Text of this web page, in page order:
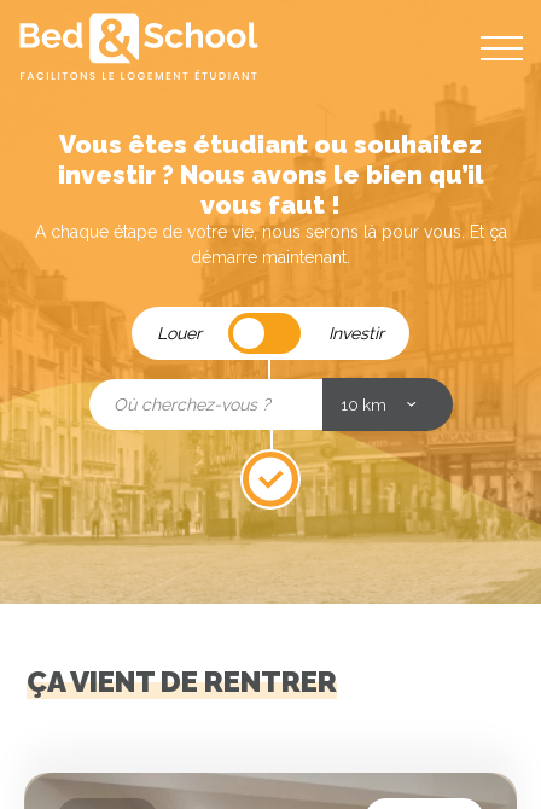
Bed
School
Vous êtes étudiant ou souhaitez
investir ? Nous avons le bien qu’il
vous faut !
A chaque étape de votre vie, nous serons là pour vous. Et ça
démarre maintenant.
Louer
Louer
/
Investir
Investir
ÇA VIENT DE RENTRER